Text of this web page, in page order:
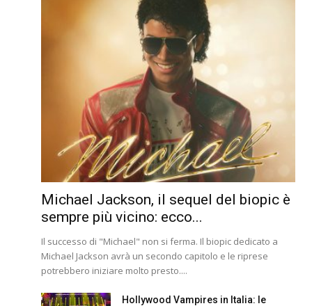
Michael Jackson, il sequel del biopic è
sempre più vicino: ecco...
Il successo di "Michael" non si ferma. Il biopic dedicato a
Michael Jackson avrà un secondo capitolo e le riprese
potrebbero iniziare molto presto....
Hollywood Vampires in Italia: le